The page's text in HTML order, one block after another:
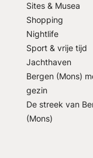
nieuwsbrief
Sites & Musea
Shopping
Nightlife
Sport & vrije tijd
Jachthaven
Bergen (Mons)
gezin
De streek van
(Mons)